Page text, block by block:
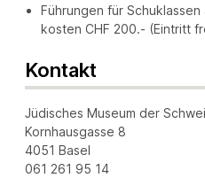
Führungen für
kosten CHF 200.- (Eintritt
Kontakt
Jüdisches Museum der
Kornhausgasse 8
4051 Basel
061 261 95 14